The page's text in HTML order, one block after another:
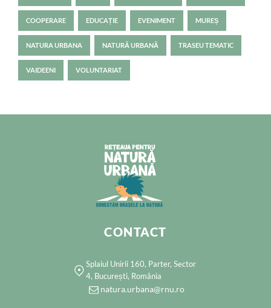
COOPERARE EDUCAȚIE EVENIMENT MUREȘ
NATURA URBANA NATURĂ URBANĂ TRASEU TEMATIC
VAIDEENI VOLUNTARIAT
CONTACT
Splaiul Unirii 160, Parter, Sector
4, București, România
natura.urbana@rnu.ro